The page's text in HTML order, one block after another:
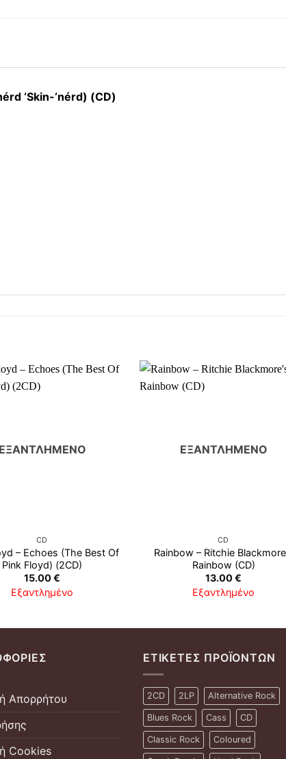
‘Skin-‘nérd) (CD)
ΕΞΑΝΤΛΗΜΈΝΟ
CD
‎– Echoes (The Best Of
Pink Floyd) (2CD)
15.00€
Εξαντλημένο
ΕΞΑΝΤΛΗΜΈΝΟ
CD
Rainbow ‎– Ritchie
Rainbow (CD)
13.00€
Εξαντλημένο
Απορρήτου
Cookies
ΕΤΙΚΈΤΕΣ ΠΡΟΪΌΝΤΩΝ
2CD 2LP Alternative Rock
Blues Rock Cass CD
Classic Rock Coloured